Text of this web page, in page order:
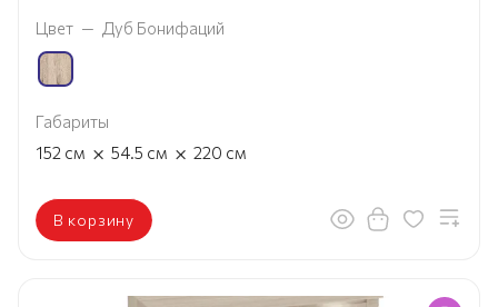
Цвет — Дуб Бонифаций
Габариты
152 см × 54.5 см × 220 см
В корзину